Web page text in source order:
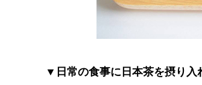
▼日常の食事に日本茶を摂り入